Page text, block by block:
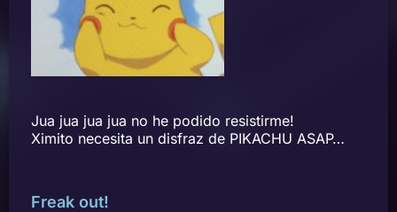
Jua jua jua jua no he podido resistirme!
Ximito necesita un disfraz de PIKACHU ASAP…
Freak out!